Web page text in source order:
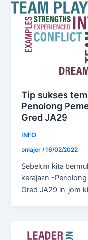
Tip sukses
Penolong
Gred JA29
INFO
onlajer/16/02/2022
Sebelum kita
kerajaan -
Gred JA29 ini jom